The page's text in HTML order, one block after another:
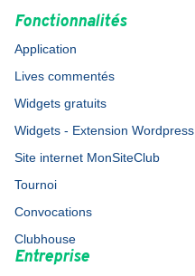
Fonctionnalités
Application
Lives commentés
Widgets gratuits
Widgets - Extension Wordpress
Site internet MonSiteClub
Tournoi
Convocations
Clubhouse
Entreprise